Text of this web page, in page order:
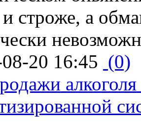
и строже, а
20 16:45 (0)